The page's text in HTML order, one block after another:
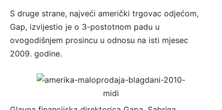
S druge strane, najveći američki trgovac odjećom,
Gap, izvijestio je o 3-postotnom padu u
ovogodišnjem prosincu u odnosu na isti mjesec
2009. godine.